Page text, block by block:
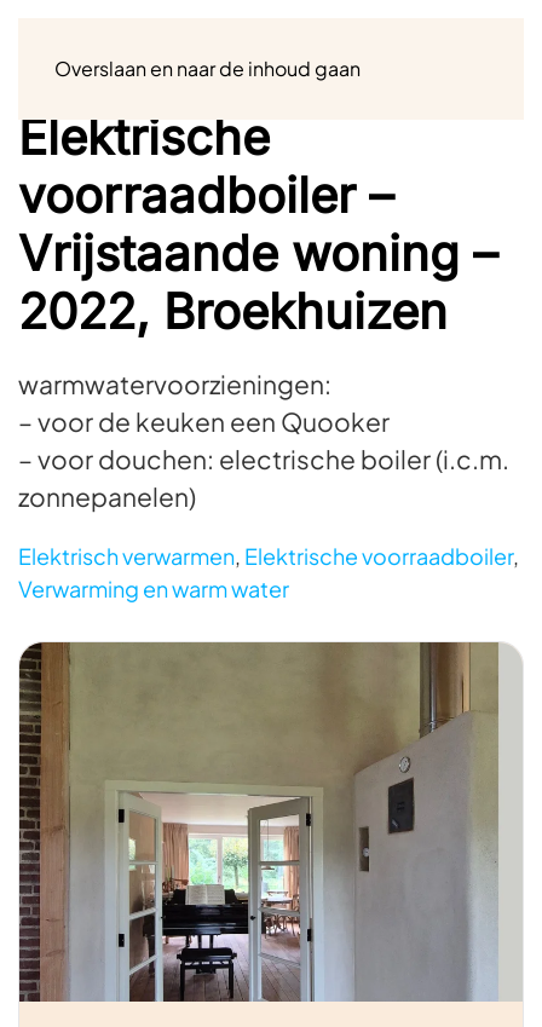
Overslaan en naar de inhoud gaan
Elektrische
voorraadboiler –
Vrijstaande woning –
2022, Broekhuizen
warmwatervoorzieningen:
– voor de keuken een Quooker
– voor douchen: electrische boiler (i.c.m.
zonnepanelen)
Elektrisch verwarmen, Elektrische voorraadboiler,
Verwarming en warm water